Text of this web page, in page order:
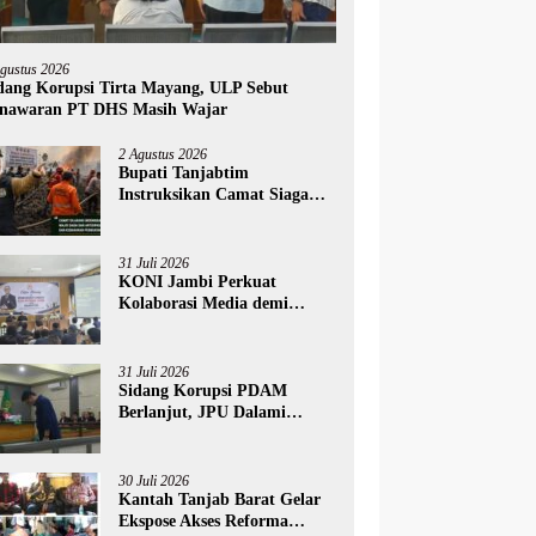
2026
Korupsi Tirta Mayang, ULP Sebut
PT DHS Masih Wajar
2 Agustus 2026
Bupati Tanjabtim
Instruksikan Camat Siaga
31 Juli 2026
KONI Jambi Perkuat
Kolaborasi Media demi
31 Juli 2026
Sidang Korupsi PDAM
Berlanjut, JPU Dalami
30 Juli 2026
Kantah Tanjab Barat Gelar
Ekspose Akses Reforma